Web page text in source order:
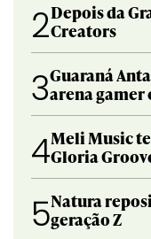
2Depois da
Creators
3Guaraná
arena gamer
4Meli Music
Gloria
5Natura
geração Z